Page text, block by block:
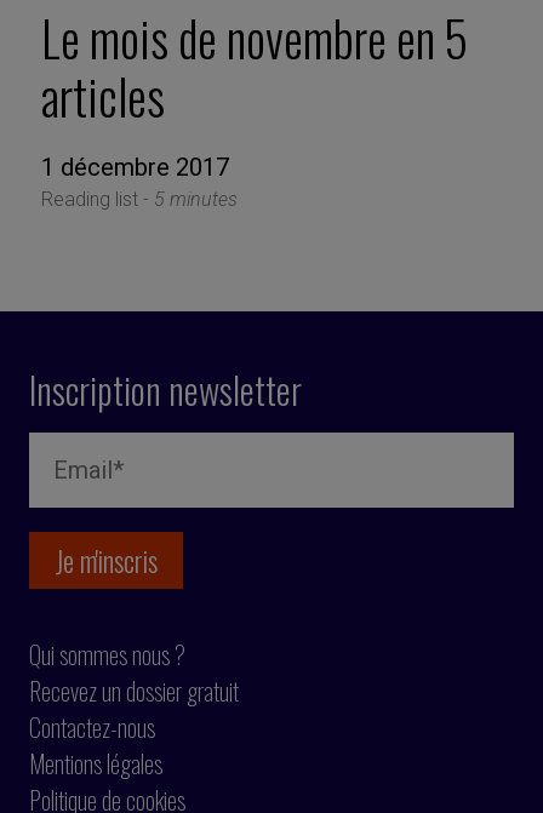
Le mois de novembre en 5
articles
1 décembre 2017
Reading list - 5 minutes
Inscription newsletter
Qui sommes nous ?
Recevez un dossier gratuit
Contactez-nous
Mentions légales
Politique de cookies